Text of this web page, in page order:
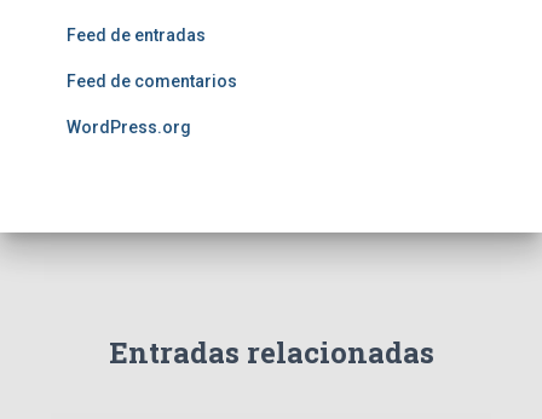
Feed de entradas
Feed de comentarios
WordPress.org
Entradas relacionadas